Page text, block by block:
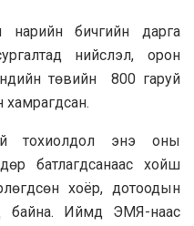
бичгийн дарга
нийслэл, орон
төвийн 800 гаруй
тохиолдол энэ оны
батлагдсанаас хойш
хоёр, дотоодын
байна. Иймд ЭМЯ-наас